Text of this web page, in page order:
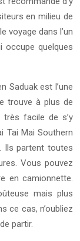
en milieu de
voyage dans l’un
occupe quelques
Saduak est l’une
trouve à plus de
très facile de s’y
Tai Mai Southern
Ils partent toutes
Vous pouvez
en camionnette.
mais plus
ce cas, n’oubliez
partir.